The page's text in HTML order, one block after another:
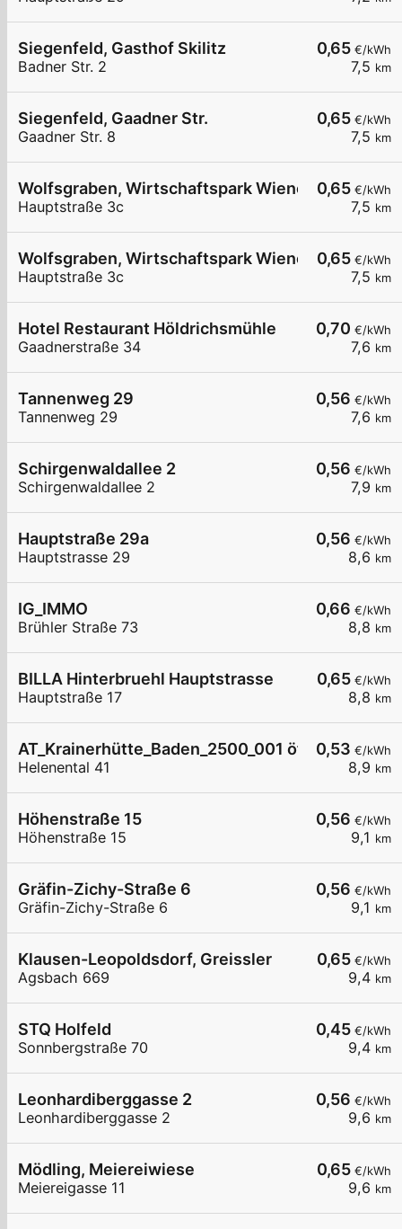
0,65 €/kWh
7,5 km
Siegenfeld, Gasthof Skilitz
Badner Str. 2
0,65 €/kWh
7,5 km
Siegenfeld, Gaadner Str.
Gaadner Str. 8
0,65 €/kWh
7,5 km
Wolfsgraben, Wirtschaftspark Wienerwald GmbH
Hauptstraße 3c
0,65 €/kWh
7,5 km
Wolfsgraben, Wirtschaftspark Wienerwald GmbH
Hauptstraße 3c
0,70 €/kWh
7,6 km
Hotel Restaurant Höldrichsmühle
Gaadnerstraße 34
0,56 €/kWh
7,6 km
Tannenweg 29
Tannenweg 29
0,56 €/kWh
7,9 km
Schirgenwaldallee 2
Schirgenwaldallee 2
0,56 €/kWh
8,6 km
Hauptstraße 29a
Hauptstrasse 29
0,66 €/kWh
8,8 km
IG_IMMO
Brühler Straße 73
0,65 €/kWh
8,8 km
BILLA Hinterbruehl Hauptstrasse
Hauptstraße 17
0,53 €/kWh
8,9 km
AT_Krainerhütte_Baden_2500_001 öffentlich
Helenental 41
0,56 €/kWh
9,1 km
Höhenstraße 15
Höhenstraße 15
0,56 €/kWh
9,1 km
Gräfin-Zichy-Straße 6
Gräfin-Zichy-Straße 6
0,65 €/kWh
9,4 km
Klausen-Leopoldsdorf, Greissler
Agsbach 669
0,45 €/kWh
9,4 km
STQ Holfeld
Sonnbergstraße 70
0,56 €/kWh
9,6 km
Leonhardiberggasse 2
Leonhardiberggasse 2
0,65 €/kWh
9,6 km
Mödling, Meiereiwiese
Meiereigasse 11